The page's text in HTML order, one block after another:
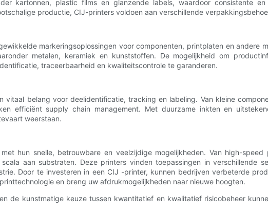
kartonnen, plastic films en glanzende labels, waardoor consistente
productie, CIJ-printers voldoen aan verschillende
markeringsoplossingen voor componenten, printplaten en andere
metalen, keramiek en kunststoffen. De mogelijkheid om
traceerbaarheid en kwaliteitscontrole te garanderen.
belang voor deelidentificatie, tracking en labeling. Van kleine
efficiënt supply chain management. Met duurzame inkten en
weerstaan.
hun snelle, betrouwbare en veelzijdige mogelijkheden. Van high-
aan substraten. Deze printers vinden toepassingen in verschillende
Door te investeren in een CIJ -printer, kunnen bedrijven verbeterde
en breng uw afdrukmogelijkheden naar nieuwe hoogten.
de kunstmatige keuze tussen kwantitatief en kwalitatief risicobeheer